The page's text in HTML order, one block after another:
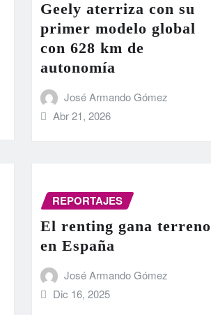
Geely aterriza con su
primer modelo global
con 628 km de
autonomía
José Armando Gómez
Abr 21, 2026
REPORTAJES
El renting gana terreno
en España
José Armando Gómez
Dic 16, 2025